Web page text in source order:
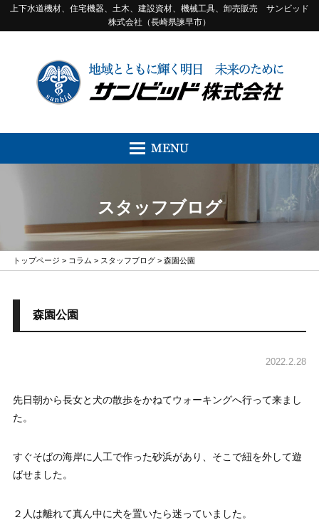
上下水道機材、住宅機器、土木、建設資材、機械工具、卸売販売 サンビッド
株式会社（長崎県諫早市）
スタッフブログ
トップページ > コラム > スタッフブログ> 森園公園
森園公園
2022.2.28
先日朝から長女と犬の散歩をかねてウォーキングへ行って来まし
た。
すぐそばの海岸に人工で作った砂浜があり、そこで紐を外して遊
ばせました。
２人は離れて真ん中に犬を置いたら迷っていました。